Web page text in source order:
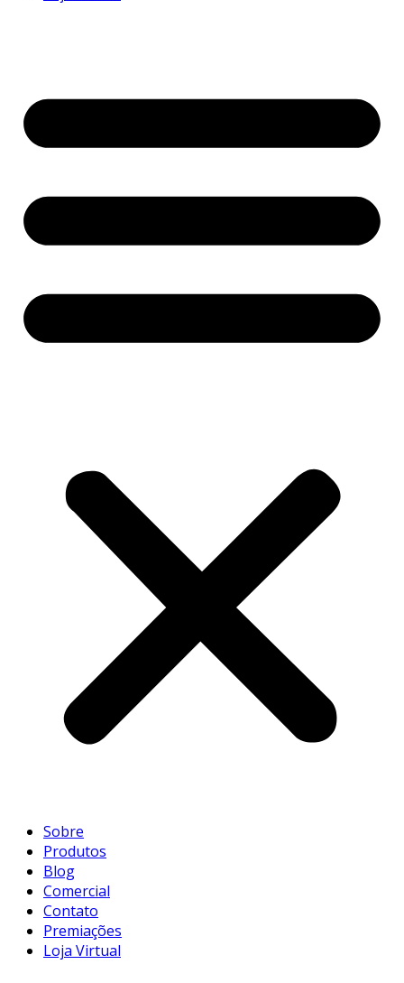
Sobre
Produtos
Blog
Comercial
Contato
Premiações
Loja Virtual